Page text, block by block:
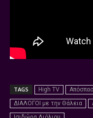
TAGS High TV
ΔΙΑΛΟΓΟΙ με την Θάλεια